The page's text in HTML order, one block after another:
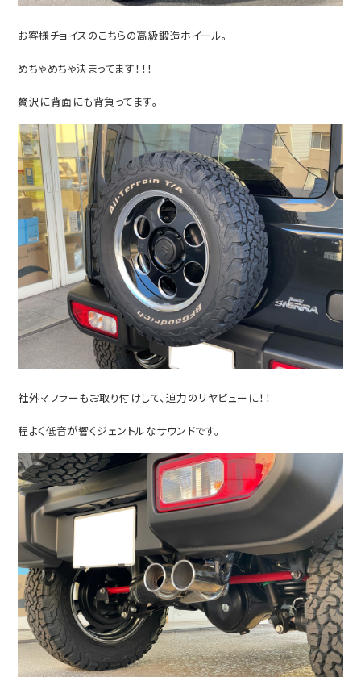
お客様チョイスのこちらの高級鍛造ホイール。
めちゃめちゃ決まってます！！！
贅沢に背面にも背負ってます。
社外マフラーもお取り付けして、迫力のリヤビューに！！
程よく低音が響くジェントルなサウンドです。